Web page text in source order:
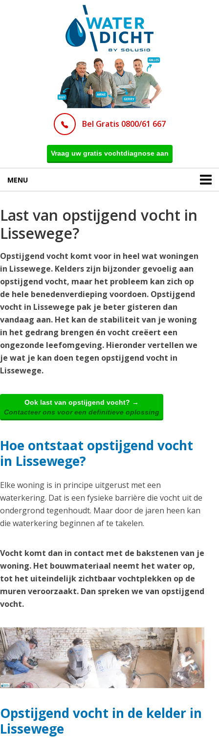
Bel Gratis 0800/61 667
Vraag uw gratis vochtdiagnose aan
MENU
Last van opstijgend vocht in
Lissewege?
Opstijgend vocht komt voor in heel wat woningen
in Lissewege. Kelders zijn bijzonder gevoelig aan
opstijgend vocht, maar het probleem kan zich op
de hele benedenverdieping voordoen. Opstijgend
vocht in Lissewege pak je beter gisteren dan
vandaag aan. Het kan de stabiliteit van je woning
in het gedrang brengen én vocht creëert een
ongezonde leefomgeving. Hieronder vertellen we
je wat je kan doen tegen opstijgend vocht in
Lissewege.
Ook last van opstijgend vocht? →
Contacteer ons voor een definitieve oplossing
Hoe ontstaat opstijgend vocht
in Lissewege?
Elke woning is in principe uitgerust met een
waterkering. Dat is een fysieke barrière die vocht uit de
ondergrond tegenhoudt. Maar door de jaren heen kan
die waterkering beginnen af te takelen.
Vocht komt dan in contact met de bakstenen van je
woning. Het bouwmateriaal neemt het water op,
tot het uiteindelijk zichtbaar vochtplekken op de
muren veroorzaakt. Dan spreken we van opstijgend
vocht.
Opstijgend vocht in de kelder in
Lissewege